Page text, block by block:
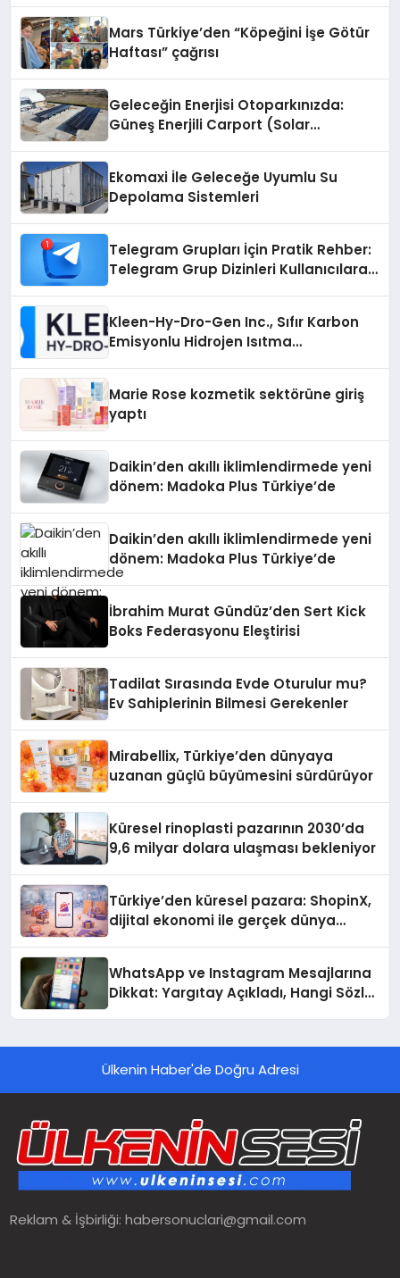
Mars Türkiye’den “Köpeğini İşe Götür
Haftası” çağrısı
Geleceğin Enerjisi Otoparkınızda:
Güneş Enerjili Carport (Solar
Ekomaxi İle Geleceğe Uyumlu Su
Depolama Sistemleri
Telegram Grupları İçin Pratik Rehber:
Telegram Grup Dizinleri Kullanıcılara
Kleen-Hy-Dro-Gen Inc., Sıfır Karbon
Emisyonlu Hidrojen Isıtma
Marie Rose kozmetik sektörüne giriş
yaptı
Daikin’den akıllı iklimlendirmede yeni
dönem: Madoka Plus Türkiye’de
Daikin’den akıllı iklimlendirmede yeni
dönem: Madoka Plus Türkiye’de
İbrahim Murat Gündüz’den Sert Kick
Boks Federasyonu Eleştirisi
Tadilat Sırasında Evde Oturulur mu?
Ev Sahiplerinin Bilmesi Gerekenler
Mirabellix, Türkiye’den dünyaya
uzanan güçlü büyümesini sürdürüyor
Küresel rinoplasti pazarının 2030’da
9,6 milyar dolara ulaşması bekleniyor
Türkiye’den küresel pazara: ShopinX,
dijital ekonomi ile gerçek dünya
WhatsApp ve Instagram Mesajlarına
Dikkat: Yargıtay Açıkladı, Hangi Sözler
Ülkenin Haber'de Doğru Adresi
Reklam & İşbirliği:habersonuclari@gmail.com